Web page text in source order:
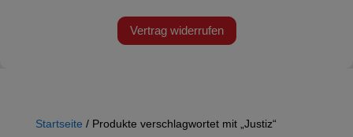
Vertrag widerrufen
Startseite / Produkte verschlagwortet mit „Justiz“